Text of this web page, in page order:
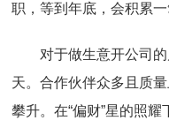
职，等到年底，会积累一
对于做生意开公司的
天。合作伙伴众多且质
攀升。在“偏财”星的照